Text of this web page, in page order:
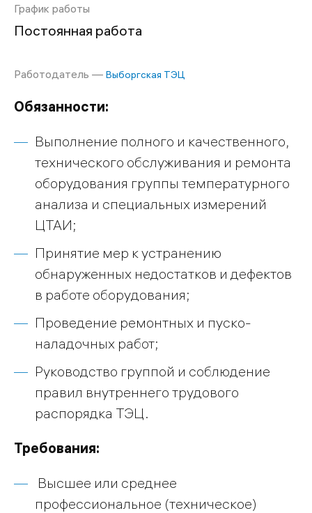
График работы
Постоянная работа
Работодатель — Выборгская ТЭЦ
Обязанности:
Выполнение полного и качественного,
технического обслуживания и ремонта
оборудования группы температурного
анализа и специальных измерений
ЦТАИ;
Принятие мер к устранению
обнаруженных недостатков и дефектов
в работе оборудования;
Проведение ремонтных и пуско-
наладочных работ;
Руководство группой и соблюдение
правил внутреннего трудового
распорядка ТЭЦ.
Требования:
Высшее или среднее
профессиональное (техническое)